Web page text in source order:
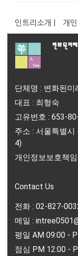
인트리소개 | 개
단체명 : 변화된미
대표 : 최형숙
고유번호 : 653-
주소 : 서울특별
4)
개인정보보호책
Contact Us
전화 : 02-827-
메일 :
평일 AM 09:00 -
점심 PM 12:00 -